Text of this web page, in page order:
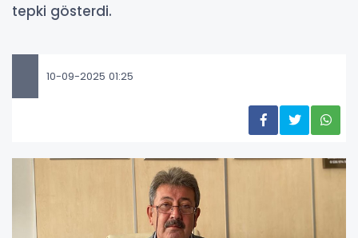
tepki gösterdi.
10-09-2025 01:25